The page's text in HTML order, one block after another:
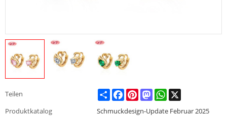
Teilen ShareFacebookPinterestMastodonWhatsApp
Produktkatalog
Schmuckdesign-Update Februar 2025